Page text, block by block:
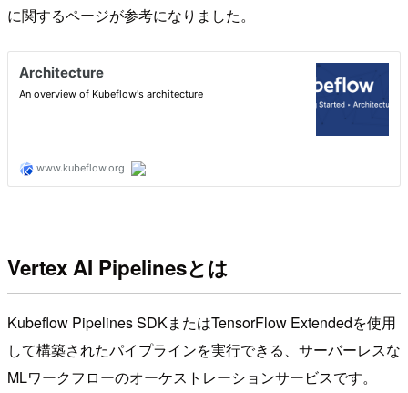
に関するページが参考になりました。
Vertex AI Pipelinesとは
Kubeflow Pipelines SDKまたはTensorFlow Extendedを使用
して構築されたパイプラインを実行できる、サーバーレスな
MLワークフローのオーケストレーションサービスです。